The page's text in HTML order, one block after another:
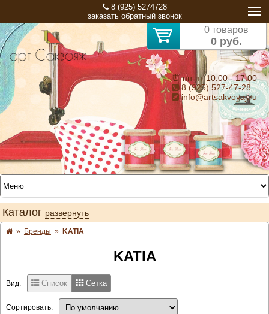
8 (925) 5274728
заказать обратный звонок
0 товаров
0 руб.
⏰ пн-пт 10:00 - 17:00
8 (925) 527-47-28
info@artsakvoyaj.ru
Каталог развернуть
» Бренды » KATIA
KATIA
Вид: Список Сетка
Сортировать: